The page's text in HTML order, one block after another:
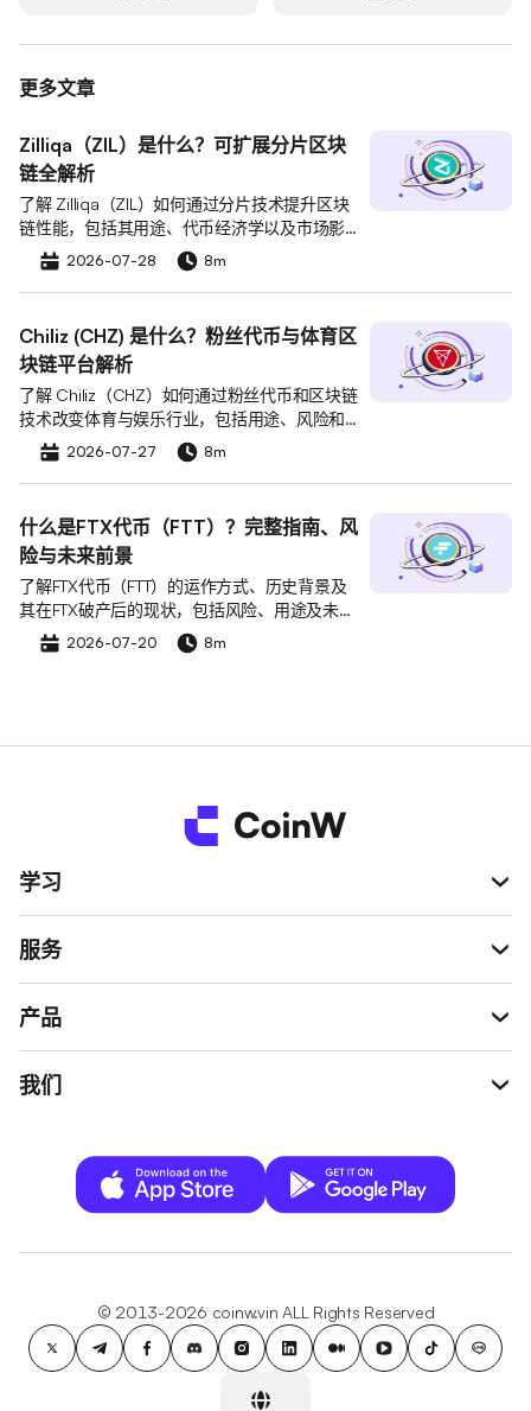
更多文章
Zilliqa（ZIL）是什么？可扩展分片区块
链全解析
了解 Zilliqa（ZIL）如何通过分片技术提升区块
链性能，包括其用途、代币经济学以及市场影
响。
2026-07-28 8m
Chiliz (CHZ) 是什么？粉丝代币与体育区
块链平台解析
了解 Chiliz（CHZ）如何通过粉丝代币和区块链
技术改变体育与娱乐行业，包括用途、风险和
市场影响。2026-07-27 8m
什么是FTX代币（FTT）？完整指南、风
险与未来前景
了解FTX代币（FTT）的运作方式、历史背景及
其在FTX破产后的现状，包括风险、用途及未来
发展。 2026-07-20 8m
学习
服务
产品
我们
© 2013-2026 coinw.vin ALL Rights Reserved